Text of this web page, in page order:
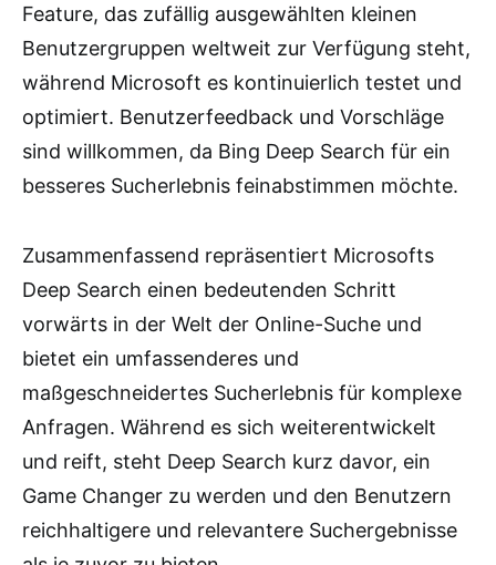
Feature, das zufällig ausgewählten kleinen
Benutzergruppen weltweit zur Verfügung steht,
während Microsoft es kontinuierlich testet und
optimiert. Benutzerfeedback und Vorschläge
sind willkommen, da Bing Deep Search für ein
besseres Sucherlebnis feinabstimmen möchte.
Zusammenfassend repräsentiert Microsofts
Deep Search einen bedeutenden Schritt
vorwärts in der Welt der Online-Suche und
bietet ein umfassenderes und
maßgeschneidertes Sucherlebnis für komplexe
Anfragen. Während es sich weiterentwickelt
und reift, steht Deep Search kurz davor, ein
Game Changer zu werden und den Benutzern
reichhaltigere und relevantere Suchergebnisse